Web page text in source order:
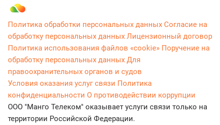
Политика обработки персональных данных Согласие на
обработку персональных данных Лицензионный договор
Политика использования файлов «cookie» Поручение на
обработку персональных данных Для
правоохранительных органов и судов
Условия оказания услуг связи Политика
конфиденциальности О противодействии коррупции
ООО "Манго Телеком" оказывает услуги связи только на
территории Российской Федерации.